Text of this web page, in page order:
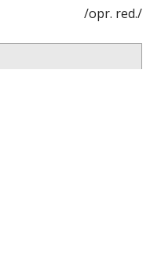
/opr. red./